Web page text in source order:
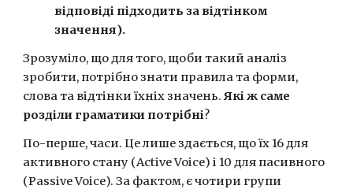
відповіді підходить за відтінком
значення).
Зрозуміло, що для того, щоби такий аналіз
зробити, потрібно знати правила та форми,
слова та відтінки їхніх значень. Які ж саме
розділи граматики потрібні?
По-перше, часи. Це лише здається, що їх 16 для
активного стану (Active Voice) і 10 для пасивного
(Passive Voice). За фактом, є чотири групи